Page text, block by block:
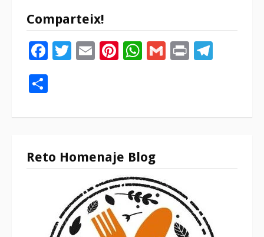
Comparteix!
Facebook
Twitter
EmailPinterest
WhatsApp
Gmail
Print
Reto Homenaje Blog